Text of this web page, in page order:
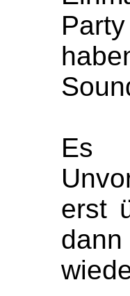
Es
erst